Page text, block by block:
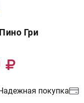
Гри
покупка